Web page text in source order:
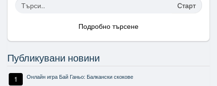
Старт
Подробно търсене
Публикувани новини
1 Онлайн игра Бай Ганьо: Балкански скокове